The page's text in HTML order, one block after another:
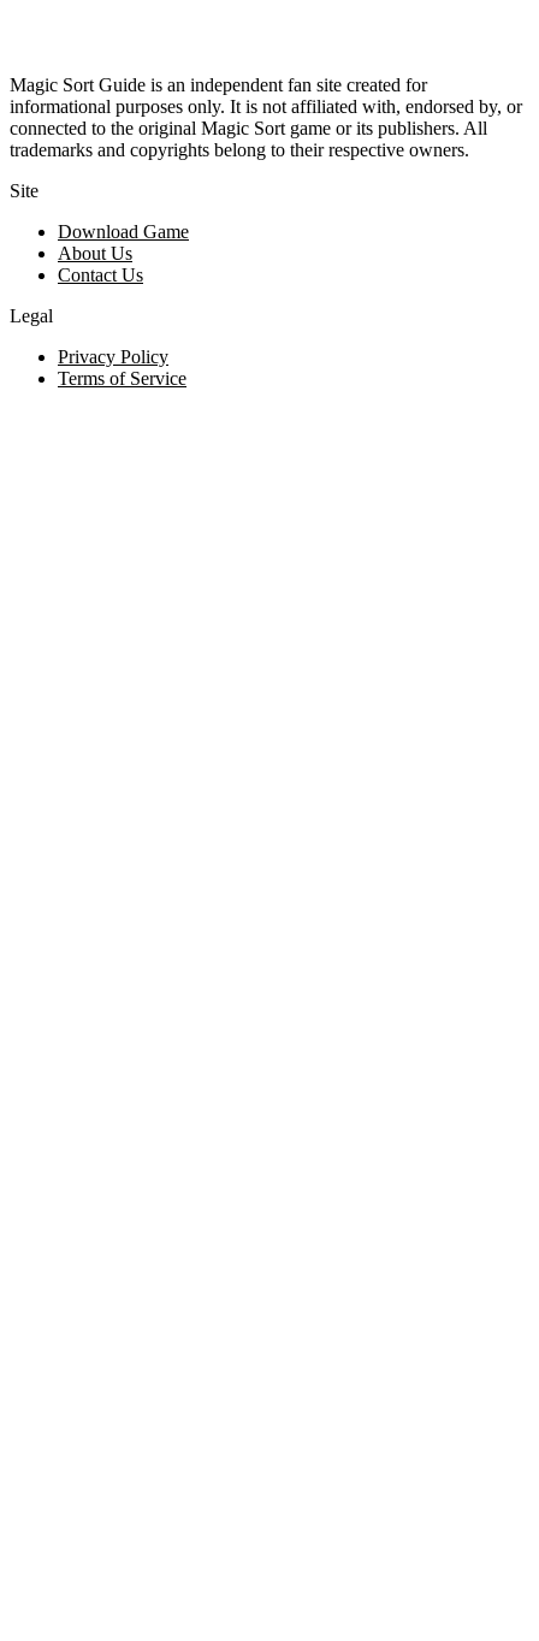
Magic Sort Guide is an independent fan site created for
informational purposes only. It is not affiliated with, endorsed by, or
connected to the original Magic Sort game or its publishers. All
trademarks and copyrights belong to their respective owners.
Site
Download Game
About Us
Contact Us
Legal
Privacy Policy
Terms of Service